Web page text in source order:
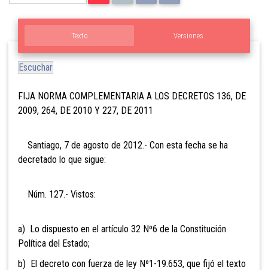
Texto Versiones
Escuchar
FIJA NORMA COMPLEMENTARIA A LOS DECRETOS 136, DE
2009, 264, DE 2010 Y 227, DE 2011
Santiago, 7 de agosto de 2012.- Con esta fecha se ha
decretado lo que sigue:
Núm. 127.- Vistos:
a) Lo dispuesto en el artículo 32 Nº6 de la Constitución
Política del Estado;
b) El decreto con fuerza de ley Nº1-19.653, que fijó el texto